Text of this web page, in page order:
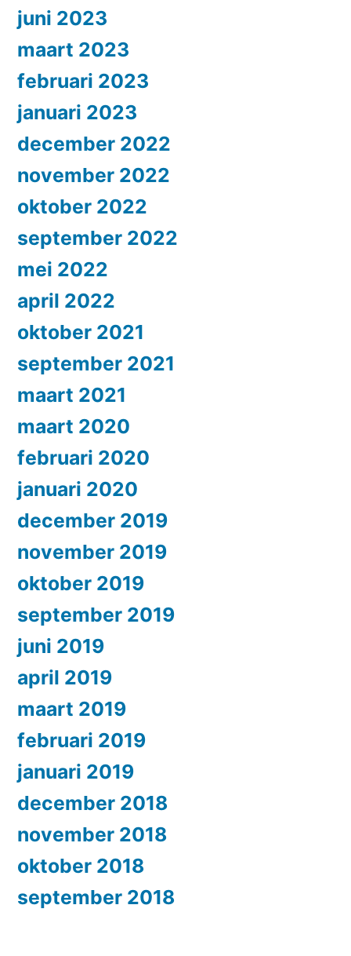
juni 2023
maart 2023
februari 2023
januari 2023
december 2022
november 2022
oktober 2022
september 2022
mei 2022
april 2022
oktober 2021
september 2021
maart 2021
maart 2020
februari 2020
januari 2020
december 2019
november 2019
oktober 2019
september 2019
juni 2019
april 2019
maart 2019
februari 2019
januari 2019
december 2018
november 2018
oktober 2018
september 2018